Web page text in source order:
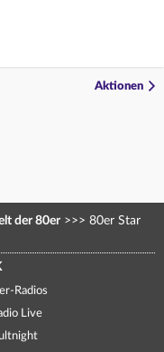
Aktionen
der 80er >>> 80er Star
Radios
Live